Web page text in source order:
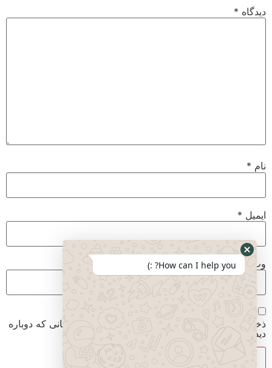
دیدگاه *
نام *
ایمیل *
وب‌ سایت
ذخیره نام، ایمیل و وبسایت من در مرورگر برای زمانی که دوباره
دیدگاهی می‌نویسم.
How can I help you? :)